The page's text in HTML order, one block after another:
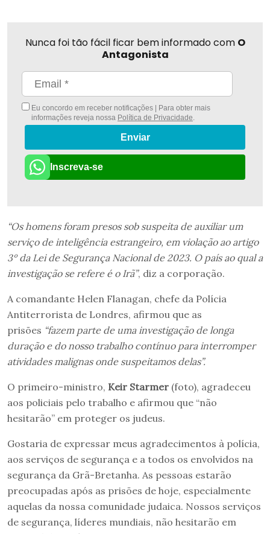
Nunca foi tão fácil ficar bem informado com O
Antagonista
Eu concordo em receber notificações | Para obter mais
informações reveja nossa Política de Privacidade.
Enviar
Inscreva-se
“Os homens foram presos sob suspeita de auxiliar um
serviço de inteligência estrangeiro, em violação ao artigo
3º da Lei de Segurança Nacional de 2023. O país ao qual a
investigação se refere é o Irã”, diz a corporação.
A comandante Helen Flanagan, chefe da Polícia
Antiterrorista de Londres, afirmou que as
prisões “fazem parte de uma investigação de longa
duração e do nosso trabalho contínuo para interromper
atividades malignas onde suspeitamos delas”.
O primeiro-ministro, Keir Starmer (foto), agradeceu
aos policiais pelo trabalho e afirmou que “não
hesitarão” em proteger os judeus.
Gostaria de expressar meus agradecimentos à polícia,
aos serviços de segurança e a todos os envolvidos na
segurança da Grã-Bretanha. As pessoas estarão
preocupadas após as prisões de hoje, especialmente
aquelas da nossa comunidade judaica. Nossos serviços
de segurança, líderes mundiais, não hesitarão em